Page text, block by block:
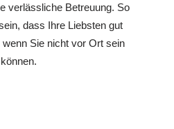
verlässliche Betreuung. So
dass Ihre Liebsten gut
Sie nicht vor Ort sein
können.